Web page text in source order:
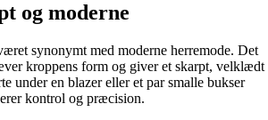
og moderne
synonymt med moderne herremode. Det
kroppens form og giver et skarpt, velklædt
under en blazer eller et par smalle bukser
kontrol og præcision.